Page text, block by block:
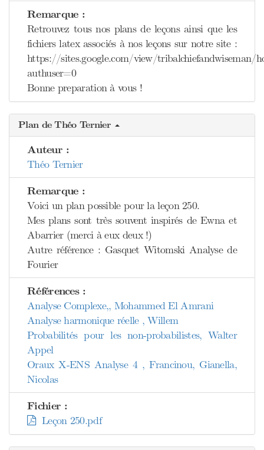
Remarque :
Retrouvez tous nos plans de leçons ainsi que les
fichiers latex associés à nos leçons sur notre site :
https://sites.google.com/view/tribalchiefandwiseman/
authuser=0
Bonne preparation à vous !
Plan de Théo Ternier
Auteur :
Théo Ternier
Remarque :
Voici un plan possible pour la leçon 250.
Mes plans sont très souvent inspirés de Ewna et
Abarrier (merci à eux deux !)
Autre référence : Gasquet Witomski Analyse de
Fourier
Références :
Analyse Complexe,, Mohammed El Amrani
Analyse harmonique réelle , Willem
Probabilités pour les non-probabilistes, Walter
Appel
Oraux X-ENS Analyse 4 , Francinou, Gianella,
Nicolas
Fichier :
Leçon 250.pdf